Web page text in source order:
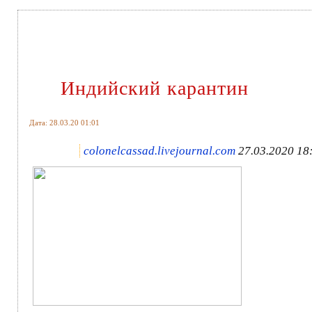
Индийский карантин
Дата: 28.03.20 01:01
colonelcassad.livejournal.com 27.03.2020